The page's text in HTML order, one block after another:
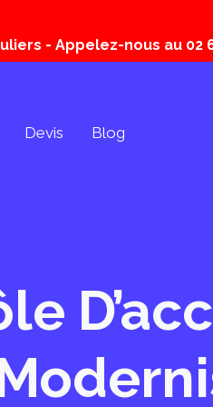
- Appelez-nous au 02
Devis Blog